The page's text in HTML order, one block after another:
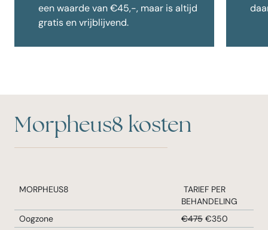
een waarde van €45,-, maar is altijd
gratis en vrijblijvend.
Morpheus8 kosten
MORPHEUS8
TARIEF PER
BEHANDELING
Oogzone
€475 €350